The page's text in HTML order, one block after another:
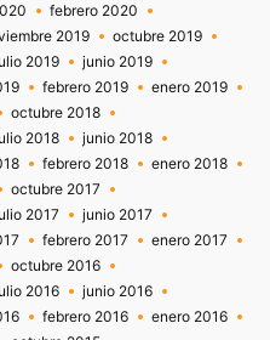
febrero 2020
2019
octubre 2019
2019
junio 2019
febrero 2019
enero 2019
octubre 2018
2018
junio 2018
febrero 2018
enero 2018
octubre 2017
2017
junio 2017
febrero 2017
enero 2017
octubre 2016
2016
junio 2016
febrero 2016
enero 2016